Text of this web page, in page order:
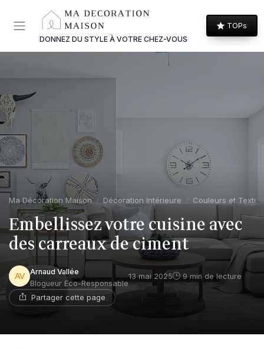
DONNEZ DU STYLE À VOTRE CHEZ-VOUS
TOPs
Ma Décoration Maison Décoration Intérieure Couleurs et
Embellissez votre cuisine avec
des carreaux de ciment
Arnaud Vallée
Blogueur Eco-Responsable
13 mai 2025 9 min de lecture
Partager cette page
Panneau de gestion des cookies